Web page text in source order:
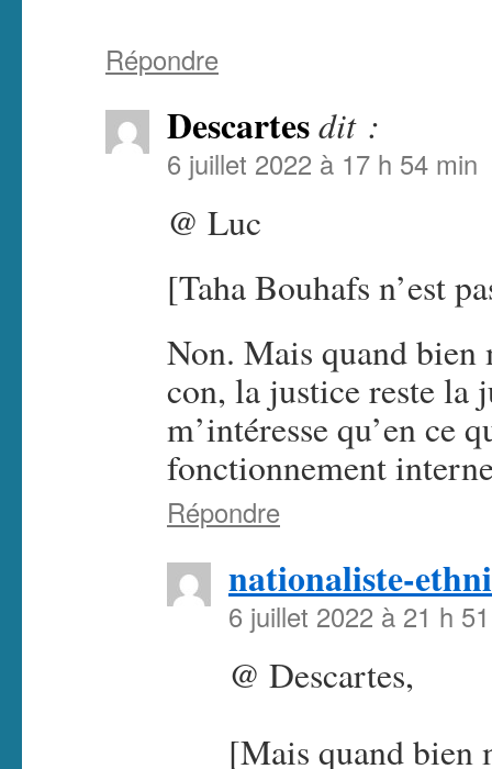
Répondre
Descartesdit :
6 juillet 2022 à 17 h 54 min
@ Luc
[Taha Bouhafs n’est
Non. Mais quand bien
con, la justice reste la
m’intéresse qu’en ce
fonctionnement
Répondre
nationaliste-
6 juillet 2022 à 21 h
@ Descartes,
[Mais quand bien